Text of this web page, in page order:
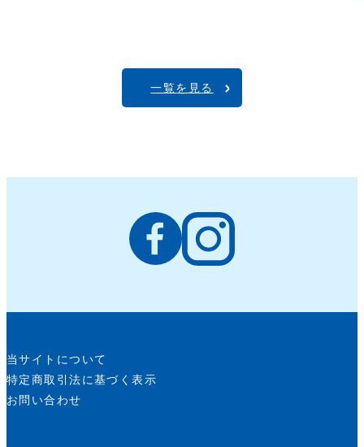
一覧を見る
当サイトについて
特定商取引法に基づく表示
お問い合わせ